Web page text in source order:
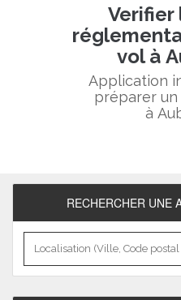
Verifier
vol à
Application
préparer
à
RECHERCHER UNE